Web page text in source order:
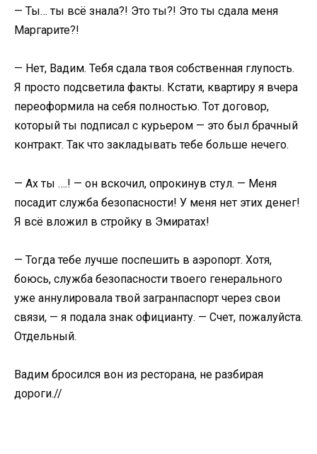
— Ты… ты всё знала?! Это ты?! Это ты сдала меня
Маргарите?!
— Нет, Вадим. Тебя сдала твоя собственная глупость.
Я просто подсветила факты. Кстати, квартиру я вчера
переоформила на себя полностью. Тот договор,
который ты подписал с курьером — это был брачный
контракт. Так что закладывать тебе больше нечего.
— Ах ты ….! — он вскочил, опрокинув стул. — Меня
посадит служба безопасности! У меня нет этих денег!
Я всё вложил в стройку в Эмиратах!
— Тогда тебе лучше поспешить в аэропорт. Хотя,
боюсь, служба безопасности твоего генерального
уже аннулировала твой загранпаспорт через свои
связи, — я подала знак официанту. — Счет, пожалуйста.
Отдельный.
Вадим бросился вон из ресторана, не разбирая
дороги.//